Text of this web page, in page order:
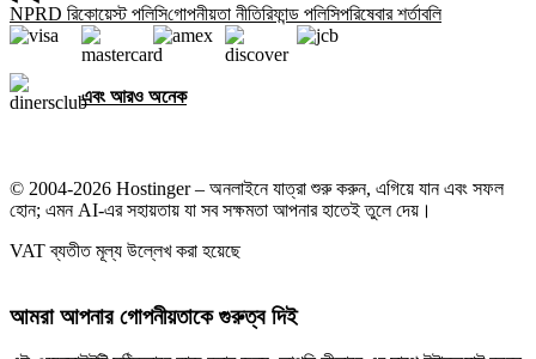
NPRD রিকোয়েস্ট পলিসিগোপনীয়তা নীতিরিফান্ড পলিসিপরিষেবার শর্তাবলি
এবং আরও অনেক
© 2004-2026 Hostinger – অনলাইনে যাত্রা শুরু করুন, এগিয়ে যান এবং সফল
হোন; এমন AI-এর সহায়তায় যা সব সক্ষমতা আপনার হাতেই তুলে দেয়।
VAT ব্যতীত মূল্য উল্লেখ করা হয়েছে
আমরা আপনার গোপনীয়তাকে গুরুত্ব দিই